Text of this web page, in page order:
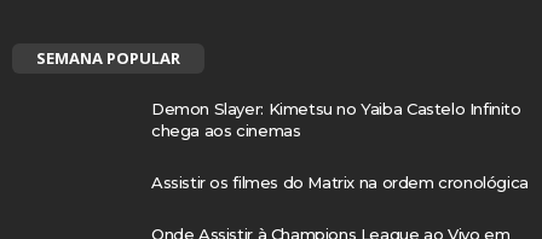
SEMANA POPULAR
Demon Slayer: Kimetsu no Yaiba Castelo Infinito
chega aos cinemas
Assistir os filmes do Matrix na ordem cronológica
Onde Assistir à Champions League ao Vivo em